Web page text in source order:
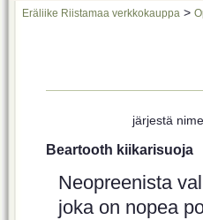
Eräliike Riistamaa verkkokauppa >
järjestä
Beartooth kiikarisuoja
Neopreenista
joka on nopea